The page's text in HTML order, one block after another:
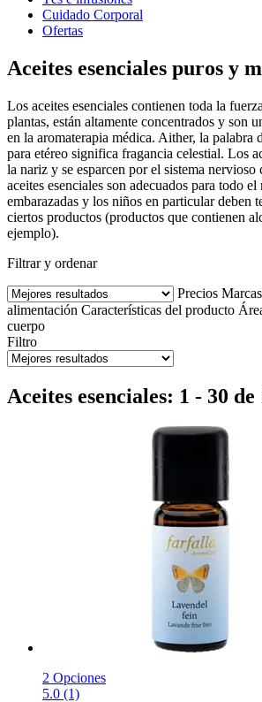
Cuidado Corporal
Ofertas
Aceites esenciales puros y
Los aceites esenciales contienen toda la
plantas, están altamente concentrados y son
en la aromaterapia médica. Aither, la palabra
para etéreo significa fragancia celestial. Los
la nariz y se esparcen por el sistema
aceites esenciales son adecuados para todo
embarazadas y los niños en particular deben
ciertos productos (productos que contienen
ejemplo).
Filtrar y ordenar
Precios Marcas
alimentación Características del producto
cuerpo
Filtro
Aceites esenciales: 1 - 30
2 Opciones
5.0 (1)